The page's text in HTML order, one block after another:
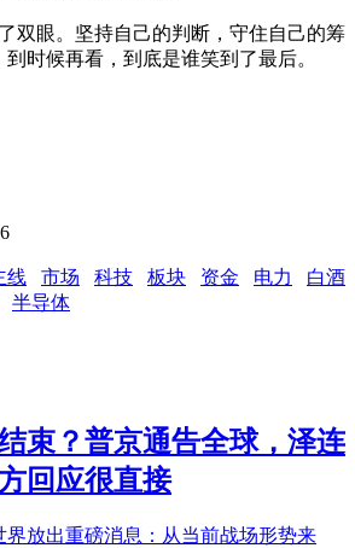
双眼。坚持自己的判断，守住自己的筹
时候再看，到底是谁笑到了最后。
线 市场 科技 板块 资金 电力
白酒
半导体
束？普京通告全球，泽连
回应很直接
界放出重磅消息：从当前战场形势来